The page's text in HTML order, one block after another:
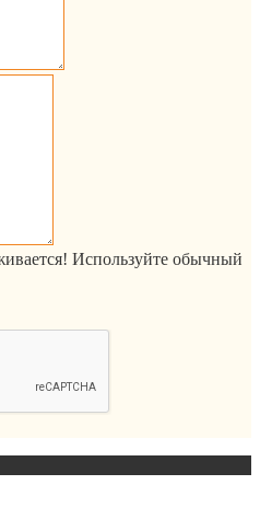
Используйте обычный